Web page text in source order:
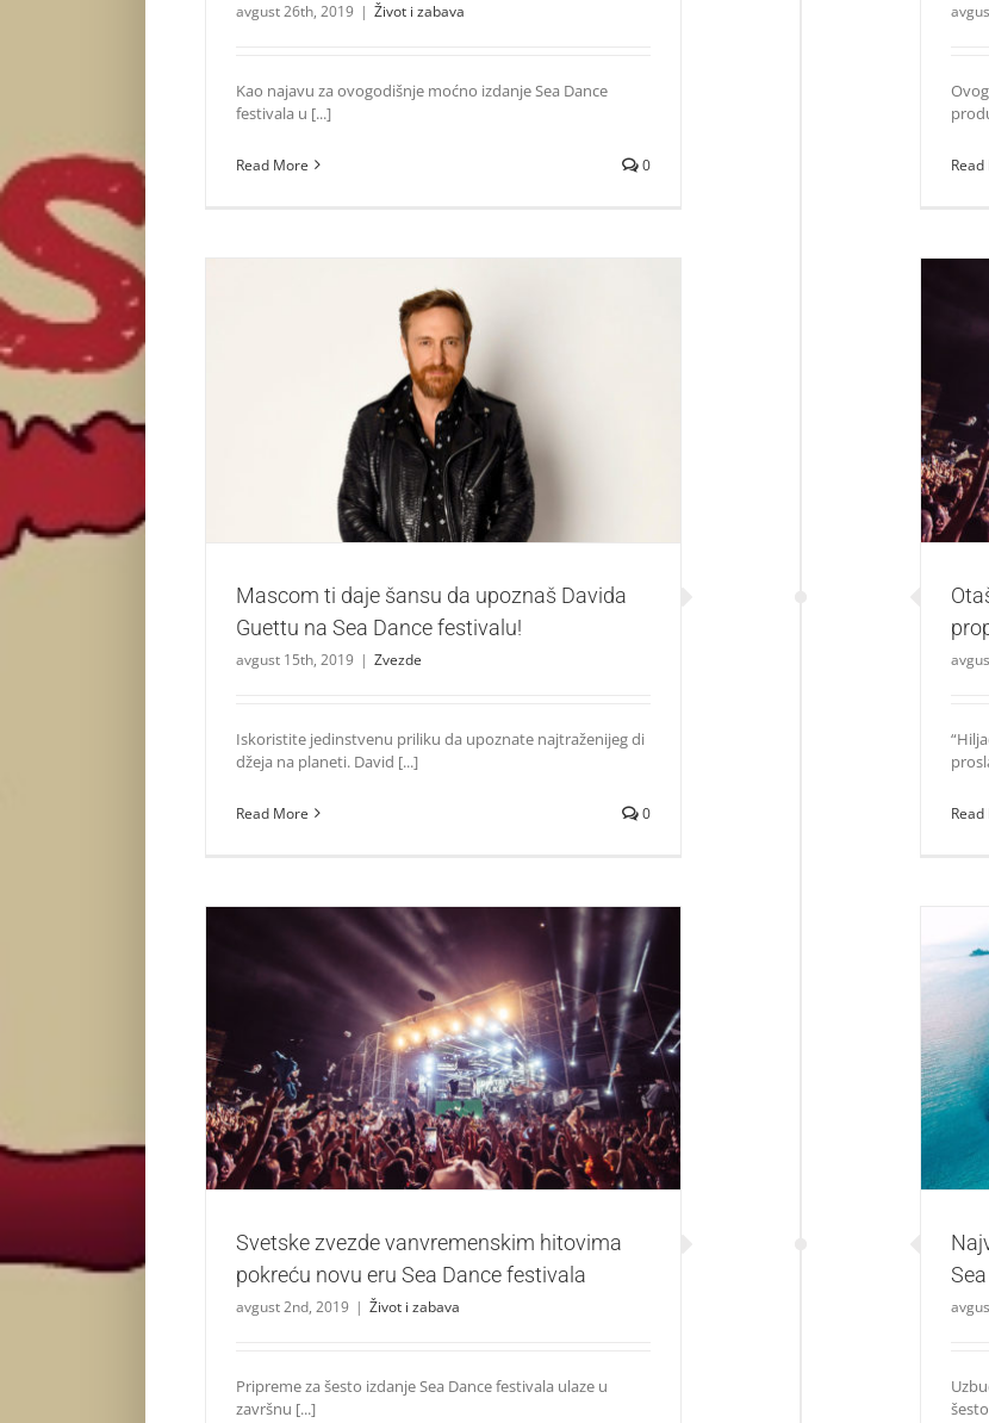
avgust 26th, 2019 | Život i zabava
Kao najavu za ovogodišnje moćno izdanje Sea Dance
festivala u [...]
Read More 0
Mascom ti daje šansu da upoznaš Davida Guettu na Sea
Dance festivalu!
Zvezde
Mascom ti daje šansu da upoznaš Davida
Guettu na Sea Dance festivalu!
avgust 15th, 2019 | Zvezde
Iskoristite jedinstvenu priliku da upoznate najtraženijeg di
džeja na planeti. David [...]
Read More 0
Svetske zvezde vanvremenskim hitovima pokreću novu eru
Sea Dance festivala
Život i zabava
Svetske zvezde vanvremenskim hitovima
pokreću novu eru Sea Dance festivala
avgust 2nd, 2019 | Život i zabava
Pripreme za šesto izdanje Sea Dance festivala ulaze u
završnu [...]